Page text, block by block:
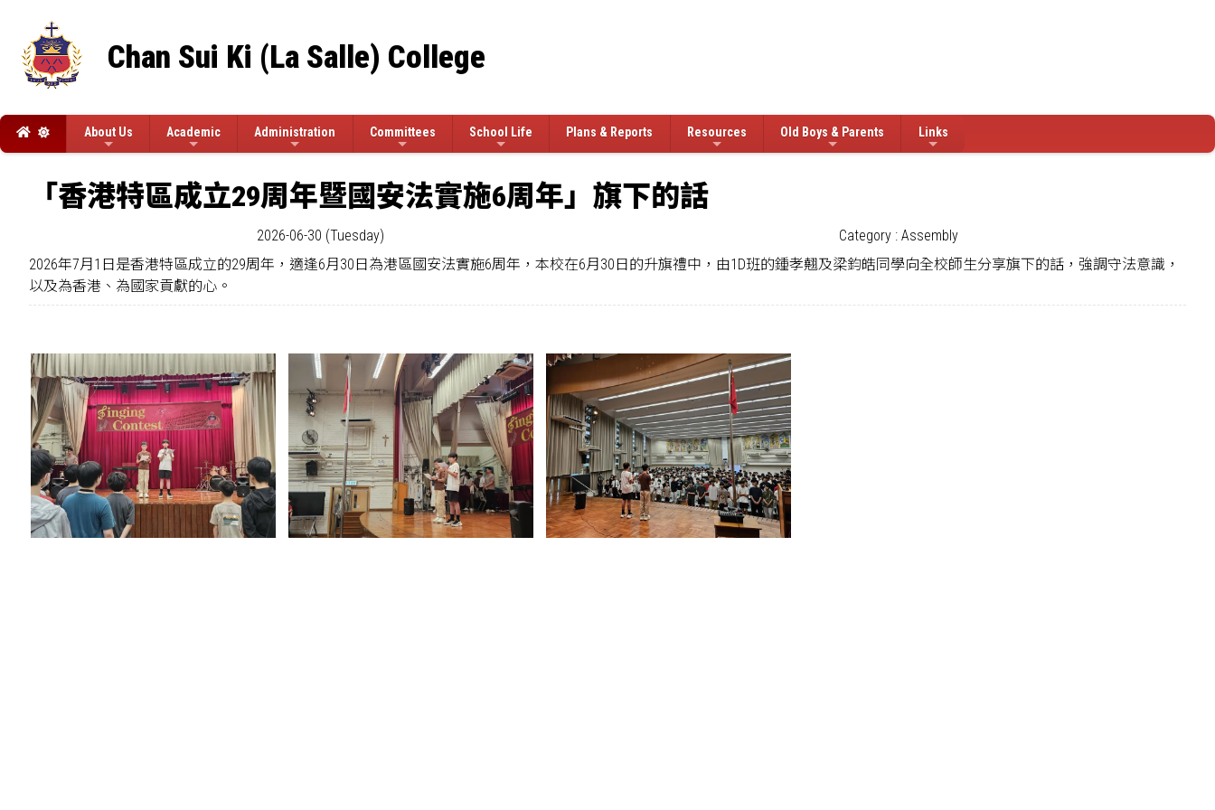
Chan Sui Ki (La Salle) College
About Us Academic Administration Committees School Life Plans & Reports Resources Old Boys & Parents Links
「香港特區成立29周年暨國安法實施6周年」旗下的話
2026-06-30 (Tuesday)
Category : Assembly
2026年7月1日是香港特區成立的29周年，適逢6月30日為港區國安法實施6周年，本校在6月30日的升旗禮中，由1D班的鍾孝翹及梁鈞皓同學向全校師生分享旗下的話，強調守法意識，
以及為香港、為國家貢獻的心。